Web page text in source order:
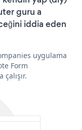
guru a
iddia eden
uygulama
Form